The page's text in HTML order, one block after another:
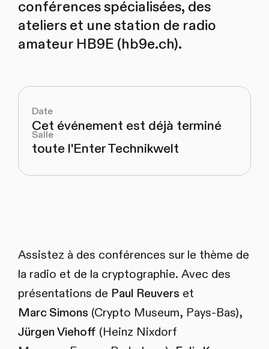
conférences spécialisées, des
ateliers et une station de radio
amateur HB9E (hb9e.ch).
Date
Cet événement est déjà terminé
Salle
toute l'Enter Technikwelt
Assistez à des conférences sur le thème de
la radio et de la cryptographie. Avec des
présentations de Paul Reuvers et
Marc Simons (Crypto Museum, Pays-Bas),
Jürgen Viehoff (Heinz Nixdorf